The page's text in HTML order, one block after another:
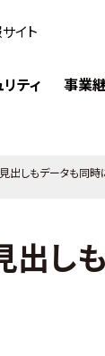
イト
ティ 事業
出しもデータも同時
出し